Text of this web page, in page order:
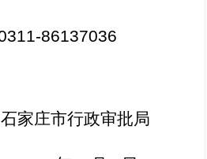
86137036
石家庄市行政审批局